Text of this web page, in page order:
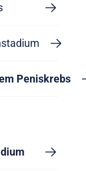
Peniskrebs